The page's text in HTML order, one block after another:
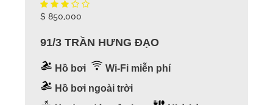
$ 850,000
91/3 TRẦN HƯNG ĐẠO
Hồ bơi
Wi-Fi miễn phí
Hồ bơi ngoài trời